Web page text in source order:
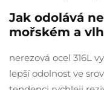
Jak odolává
mořském a
nerezová ocel 316L
lepší odolnost ve